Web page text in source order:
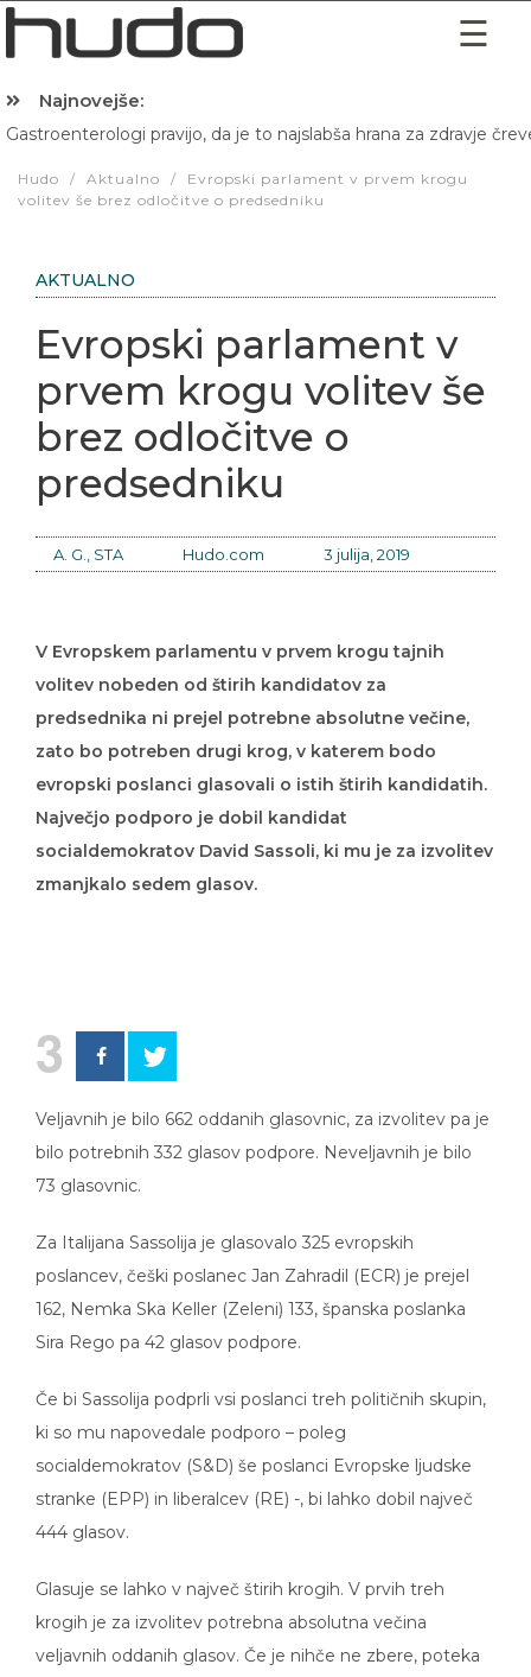
Najnovejše:
Gastroenterologi pravijo, da je to najslabša hrana za zdravje
Hudo / Aktualno /
Evropski parlament v prvem krogu
volitev še brez odločitve o predsedniku
AKTUALNO
Evropski parlament v
prvem krogu volitev še
brez odločitve o
predsedniku
A. G., STA Hudo.com 3 julija, 2019
V Evropskem parlamentu v prvem krogu tajnih
volitev nobeden od štirih kandidatov za
predsednika ni prejel potrebne absolutne večine,
zato bo potreben drugi krog, v katerem bodo
evropski poslanci glasovali o istih štirih kandidatih.
Največjo podporo je dobil kandidat
socialdemokratov David Sassoli, ki mu je za izvolitev
zmanjkalo sedem glasov.
3
Veljavnih je bilo 662 oddanih glasovnic, za izvolitev pa je
bilo potrebnih 332 glasov podpore. Neveljavnih je bilo
73 glasovnic.
Za Italijana Sassolija je glasovalo 325 evropskih
poslancev, češki poslanec Jan Zahradil (ECR) je prejel
162, Nemka Ska Keller (Zeleni) 133, španska poslanka
Sira Rego pa 42 glasov podpore.
Če bi Sassolija podprli vsi poslanci treh političnih skupin,
ki so mu napovedale podporo – poleg
socialdemokratov (S&D) še poslanci Evropske ljudske
stranke (EPP) in liberalcev (RE) -, bi lahko dobil največ
444 glasov.
Glasuje se lahko v največ štirih krogih. V prvih treh
krogih je za izvolitev potrebna absolutna večina
veljavnih oddanih glasov. Če je nihče ne zbere, poteka